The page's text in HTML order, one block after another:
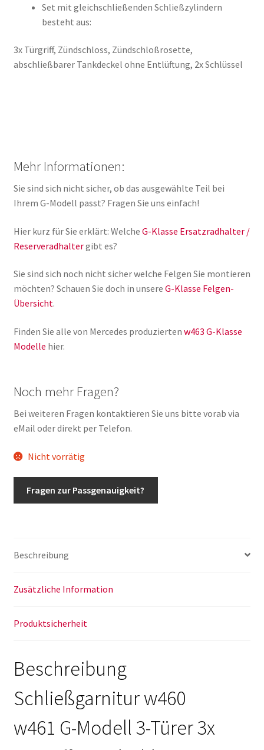
Set mit gleichschließenden Schließzylindern
besteht aus:
3x Türgriff, Zündschloss, Zündschloßrosette,
abschließbarer Tankdeckel ohne Entlüftung, 2x Schlüssel
Mehr Informationen:
Sie sind sich nicht sicher, ob das ausgewählte Teil bei
Ihrem G-Modell passt? Fragen Sie uns einfach!
Hier kurz für Sie erklärt: Welche G-Klasse Ersatzradhalter /
Reserveradhaltergibt es?
Sie sind sich noch nicht sicher welche Felgen Sie montieren
möchten? Schauen Sie doch in unsere G-Klasse Felgen-
Übersicht.
Finden Sie alle von Mercedes produzierten w463 G-Klasse
Modelle hier.
Noch mehr Fragen?
Bei weiteren Fragen kontaktieren Sie uns bitte vorab via
eMail oder direkt per Telefon.
Nicht vorrätig
Fragen zur Passgenauigkeit?
Beschreibung
Zusätzliche Information
Produktsicherheit
Beschreibung
Schließgarnitur w460
w461 G-Modell 3-Türer 3x